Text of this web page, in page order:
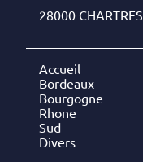
28000 CHARTRES
Accueil
Bordeaux
Bourgogne
Rhone
Sud
Divers